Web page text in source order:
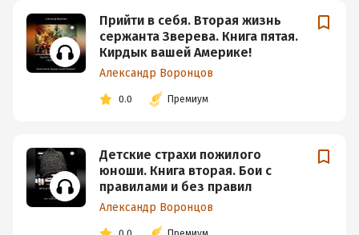
Прийти в себя. Вторая жизнь
сержанта Зверева. Книга пятая.
Кирдык вашей Америке!
Александр Воронцов
0.0 Премиум
Детские страхи пожилого
юноши. Книга вторая. Бои с
правилами и без правил
Александр Воронцов